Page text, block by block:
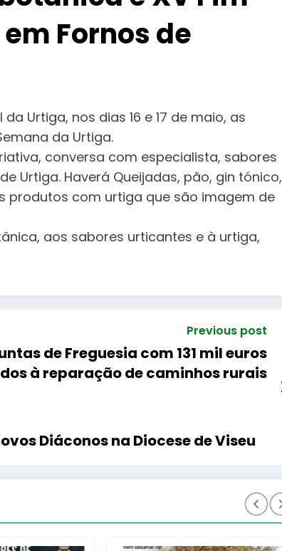
Fornos de
Urtiga, nos dias 16 e 17 de maio, as
da Urtiga.
conversa com especialista, sabores
Urtiga. Haverá Queijadas, pão, gin tónico,
produtos com urtiga que são imagem de
aos sabores urticantes e à urtiga,
Previous post
de Freguesia com 131 mil euros
à reparação de caminhos rurais
Diáconos na Diocese de Viseu